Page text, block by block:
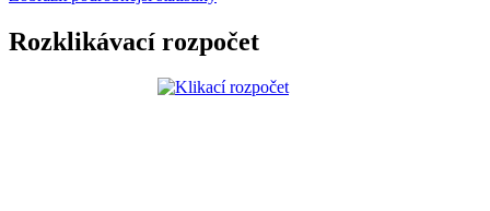
Rozklikávací rozpočet